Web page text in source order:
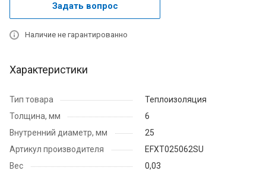
Задать вопрос
Наличие не гарантированно
Характеристики
Тип товара
Теплоизоляция
Толщина, мм
6
Внутренний диаметр, мм
25
Артикул производителя
EFXT025062SU
Вес
0,03